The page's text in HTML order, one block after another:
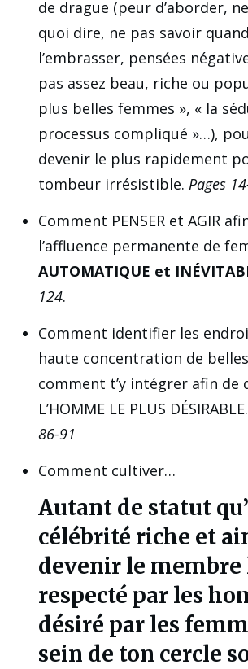
de drague (peur d’aborder,
quoi dire, ne pas savoir
l’embrasser, pensées
pas assez beau, riche ou
plus belles femmes », « la
processus compliqué »…),
devenir le plus rapidement
tombeur irrésistible. Pages
Comment PENSER et AGIR
l’affluence permanente de
AUTOMATIQUE et
124.
Comment identifier les
haute concentration de
comment t’y intégrer afin de
L’HOMME LE PLUS DÉSIRABLE.
86-91
Comment cultiver…
Autant de statut
célébrité riche et
devenir le membre
respecté par les
désiré par les
sein de ton cercle